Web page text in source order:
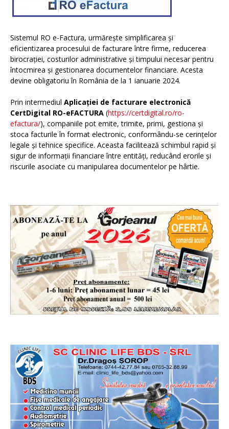
Sistemul RO e-Factura, urmărește simplificarea și
eficientizarea procesului de facturare între firme, reducerea
birocrației, costurilor administrative și timpului necesar pentru
întocmirea și gestionarea documentelor financiare. Acesta
devine obligatoriu în România de la 1 ianuarie 2024.
Prin intermediul Aplicației de facturare electronică
CertDigital RO-eFACTURA (https://certdigital.ro/ro-
efactura/), companiile pot emite, trimite, primi, gestiona și
stoca facturile în format electronic, conformându-se cerințelor
legale și tehnice specifice. Aceasta facilitează schimbul rapid și
sigur de informații financiare între entități, reducând erorile și
riscurile asociate cu manipularea documentelor pe hârtie.